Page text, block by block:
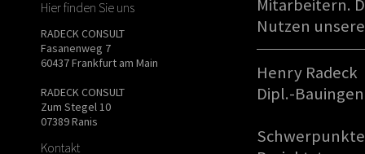
Hier finden Sie uns
RADECK CONSULT
Fasanenweg 7
60437 Frankfurt am Main
RADECK CONSULT
Zum Stegel 10
07389 Ranis
Kontakt
Mitarbeitern.
Nutzen
Henry Radeck
Dipl.-